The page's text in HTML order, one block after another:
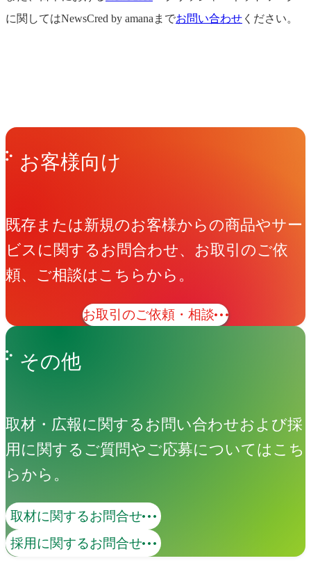
に関してはNewsCred by amanaまでお問い合わせ ください。
Get in Touchお問い合わせ
お客様向け
既存または新規のお客様からの商品やサー
ビスに関するお問合わせ、お取引のご依
頼、ご相談はこちらから。
お取引のご依頼・相談
その他
取材・広報に関するお問い合わせおよび採
用に関するご質問やご応募についてはこち
らから。
取材に関するお問合せ
採用に関するお問合せ
コンテンツマーケティング